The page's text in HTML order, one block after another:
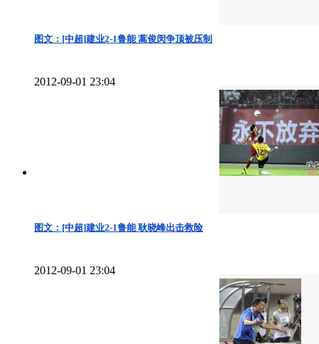
图文：[中超]建业2-1鲁能 蒿俊闵争顶被压制
2012-09-01 23:04
图文：[中超]建业2-1鲁能 耿晓峰出击救险
2012-09-01 23:04